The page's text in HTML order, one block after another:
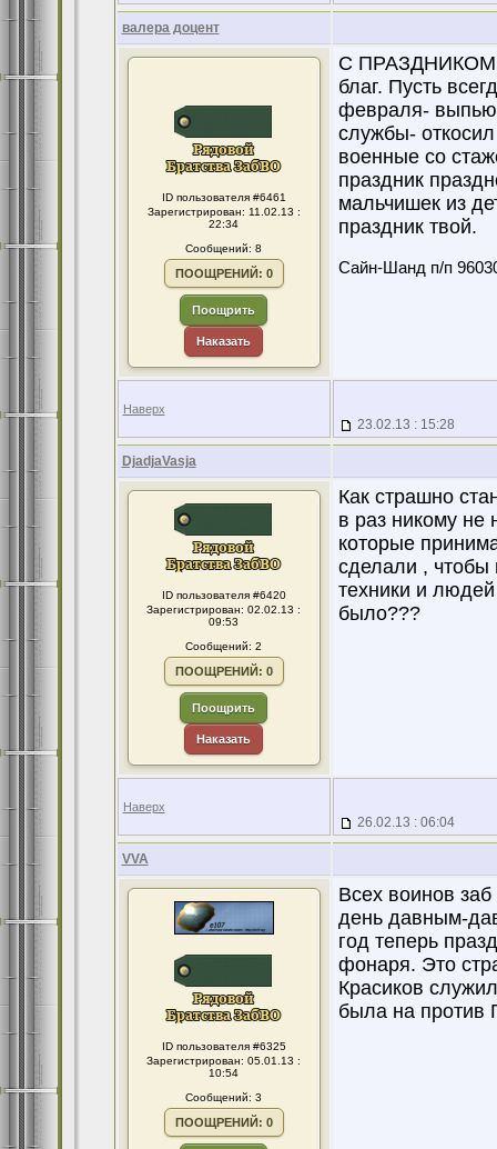
валера доцент
ID пользователя #6461
Зарегистрирован: 11.02.13 :
22:34
Сообщений: 8
ПООЩРЕНИЙ: 0
Поощрить
Наказать
С ПРАЗДНИКОМ
благ. Пусть
февраля-
службы-
военные со
праздник
мальчишек из
праздник твой.
Сайн-Шанд п/п
Наверх
23.02.13 : 15:28
DjadjaVasja
ID пользователя #6420
Зарегистрирован: 02.02.13 :
09:53
Сообщений: 2
ПООЩРЕНИЙ: 0
Поощрить
Наказать
Как страшно
в раз никому не
которые
сделали , чтобы
техники и
было???
Наверх
26.02.13 : 06:04
VVA
ID пользователя #6325
Зарегистрирован: 05.01.13 :
10:54
Сообщений: 3
ПООЩРЕНИЙ: 0
Всех воинов
день давным-
год теперь
фонаря. Это
Красиков
была на против